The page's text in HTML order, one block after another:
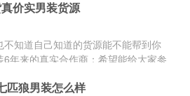
价实男装货源
知道自己知道的货源能不能帮到你
年来的真实合作商：希望能给大家参
匹狼男装怎么样